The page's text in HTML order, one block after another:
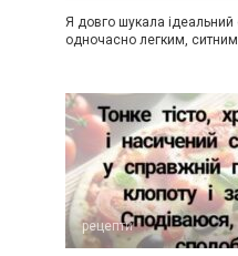
Я довго шукала
одночасно легким, ситним
рецепти